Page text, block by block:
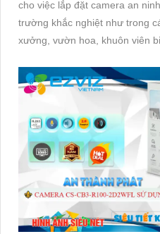
cho việc lắp đặt camera an
trường khắc nghiệt như trong
xưởng, vườn hoa, khuôn viên